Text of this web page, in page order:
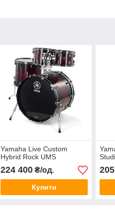
Yamaha Live Custom
Hybrid Rock UMS
224 400₴/од.
Купити